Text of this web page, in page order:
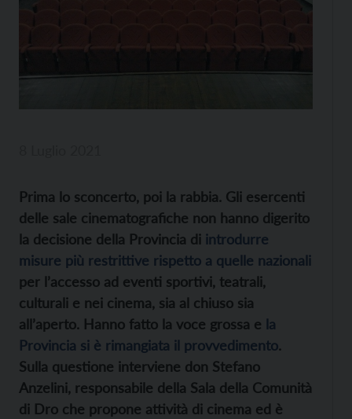
Prima lo sconcerto, poi la rabbia. Gli esercenti
delle sale cinematografiche non hanno digerito
la decisione della Provincia di introdurre
misure più restrittive rispetto a quelle nazionali
per l’accesso ad eventi sportivi, teatrali,
culturali e nei cinema, sia al chiuso sia
all’aperto. Hanno fatto la voce grossa e la
Provincia si è rimangiata il provvedimento.
Sulla questione interviene don Stefano
Anzelini, responsabile della Sala della Comunità
di Dro che propone attività di cinema ed è